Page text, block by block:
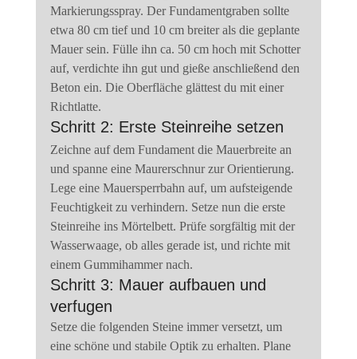
Markierungsspray. Der Fundamentgraben sollte
etwa 80 cm tief und 10 cm breiter als die geplante
Mauer sein. Fülle ihn ca. 50 cm hoch mit Schotter
auf, verdichte ihn gut und gieße anschließend den
Beton ein. Die Oberfläche glättest du mit einer
Richtlatte.
Schritt 2: Erste Steinreihe setzen
Zeichne auf dem Fundament die Mauerbreite an
und spanne eine Maurerschnur zur Orientierung.
Lege eine Mauersperrbahn auf, um aufsteigende
Feuchtigkeit zu verhindern. Setze nun die erste
Steinreihe ins Mörtelbett. Prüfe sorgfältig mit der
Wasserwaage, ob alles gerade ist, und richte mit
einem Gummihammer nach.
Schritt 3: Mauer aufbauen und
verfugen
Setze die folgenden Steine immer versetzt, um
eine schöne und stabile Optik zu erhalten. Plane